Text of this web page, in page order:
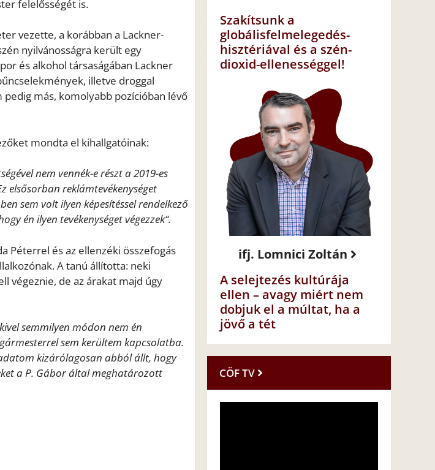
felelősségét is.
vezette, a korábban a Lackner-
nyilvánosságra került egy
és alkohol társaságában Lackner
illetve droggal
más, komolyabb pozícióban lévő
mondta el kihallgatóinak:
nem vennék-e részt a 2019-es
reklámtevékenységet
sem volt ilyen képesítéssel rendelkező
én ilyen tevékenységet végezzek“.
Péterrel és az ellenzéki összefogás
A tanú állította: neki
végeznie, de az árakat majd úgy
semmilyen módon nem én
sem kerültem kapcsolatba.
kizárólagosan abból állt, hogy
a P. Gábor által meghatározott
Szakítsunk a
globálisfelmelegedés-
hisztériával és a szén-
dioxid-ellenességgel!
ifj. Lomnici Zoltán
A selejtezés kultúrája
ellen – avagy miért nem
dobjuk el a múltat, ha a
jövő a tét
CÖF TV